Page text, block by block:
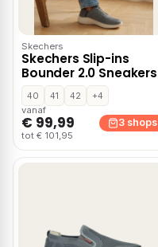
Skechers
Skechers Slip-ins
Bounder 2.0 Sneakers
blauw
40 41 42
+4
vanaf
€ 99,99
tot € 101,95
3 shops